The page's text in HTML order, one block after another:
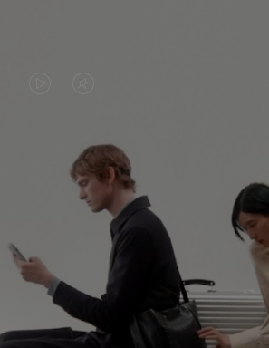
PLAYED,
PLEASE
PRESS
TO
PAUSE
IT
MUTED,
PLEASE
PRESS
TO
UNMUTE
IT
新たな発見の旅へ
すべてのRIMOWAバッグを